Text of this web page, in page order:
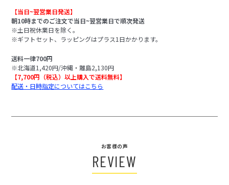
【当日~翌営業日発送】
朝10時までのご注文で当日~翌営業日で順次発送
※土日祝休業日を除く。
※ギフトセット、ラッピングはプラス1日かかります。
送料一律700円
※北海道1,420円/沖縄・離島2,130円
【7,700円（税込）以上購入で送料無料】
配送・日時指定についてはこちら
お客様の声
REVIEW